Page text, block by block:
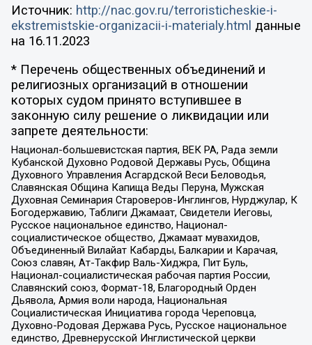
Источник: http://nac.gov.ru/terroristicheskie-i-
ekstremistskie-organizacii-i-materialy.html данные
на 16.11.2023
* Перечень общественных объединений и
религиозных организаций в отношении
которых судом принято вступившее в
законную силу решение о ликвидации или
запрете деятельности:
Национал-большевистская партия, ВЕК РА, Рада земли
Кубанской Духовно Родовой Державы Русь, Община
Духовного Управления Асгардской Веси Беловодья,
Славянская Община Капища Веды Перуна, Мужская
Духовная Семинария Староверов-Инглингов, Нурджулар, К
Богодержавию, Таблиги Джамаат, Свидетели Иеговы,
Русское национальное единство, Национал-
социалистическое общество, Джамаат мувахидов,
Объединенный Вилайат Кабарды, Балкарии и Карачая,
Союз славян, Ат-Такфир Валь-Хиджра, Пит Буль,
Национал-социалистическая рабочая партия России,
Славянский союз, Формат-18, Благородный Орден
Дьявола, Армия воли народа, Национальная
Социалистическая Инициатива города Череповца,
Духовно-Родовая Держава Русь, Русское национальное
единство, Древнерусской Инглистической церкви